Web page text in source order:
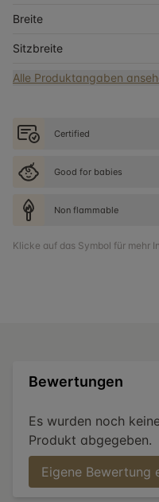
Breite
Sitzbreite
Alle Produktangaben
Certified
Good for babies
Non flammable
Klicke auf das Symbol für mehr
Bewertungen
Es wurden noch
Produkt abgegeben.
Eigene Bewertung